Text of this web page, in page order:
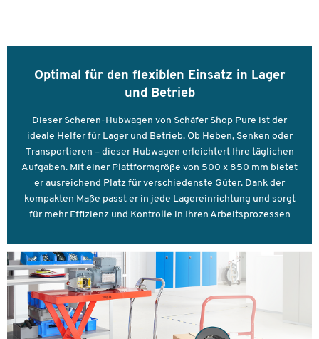
Maße
Höhe zusammengeklappt [mm] 340
Optimal für den flexiblen Einsatz in Lager
und Betrieb
Dieser Scheren-Hubwagen von Schäfer Shop Pure ist der
ideale Helfer für Lager und Betrieb. Ob Heben, Senken oder
Transportieren – dieser Hubwagen erleichtert Ihre täglichen
Aufgaben. Mit einer Plattformgröße von 500 x 850 mm bietet
er ausreichend Platz für verschiedenste Güter. Dank der
kompakten Maße passt er in jede Lagereinrichtung und sorgt
für mehr Effizienz und Kontrolle in Ihren Arbeitsprozessen